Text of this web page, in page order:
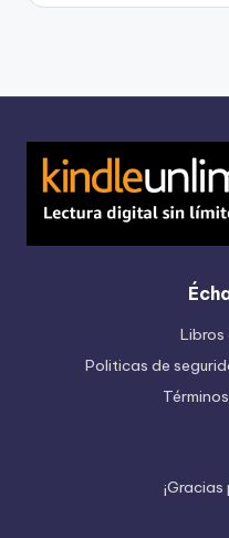
Libros
Politicas de
¡Gracias